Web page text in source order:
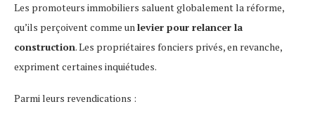
Les promoteurs immobiliers saluent globalement la réforme,
qu’ils perçoivent comme unlevier pour relancer la
construction. Les propriétaires fonciers privés, en revanche,
expriment certaines inquiétudes.
Parmi leurs revendications :